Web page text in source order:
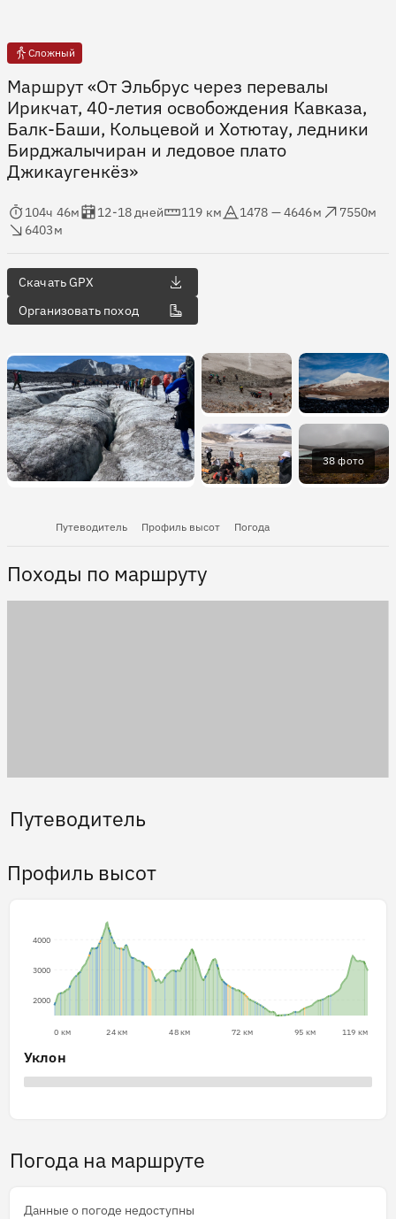
Сложный
Маршрут «От Эльбрус через перевалы
Ирикчат, 40-летия освобождения Кавказа,
Балк-Баши, Кольцевой и Хотютау, ледники
Бирджалычиран и ледовое плато
Джикаугенкёз»
в пути
104ч 46м
Оценка в днях
12-18 дней
119 км
1478 — 4646м
7550м
6403м
Скачать GPX
Организовать поход
38 фото
Путеводитель Профиль высот Погода
Походы по маршруту
Путеводитель
Профиль высот
2000
3000
4000
0 км 24 км 48 км 72 км 95 км 119 км
Уклон
Погода на маршруте
Данные о погоде недоступны